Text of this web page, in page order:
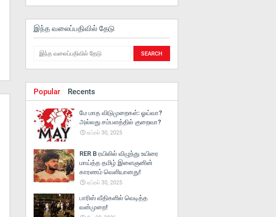
இந்த வலைப்பதிவில் தேடு
Popular Recents
மே மாத விடுமுறைகள்: ஓய்வா?
அல்லது சம்பளத்தில் குறைவா?
ஏப்ரல் 30, 2025
RER B ரயிலில் விழுந்து உயிரை
மாய்த்த தமிழ் இளைஞனின்
காரணம் வெளியானது!
ஏப்ரல் 30, 2025
பாரிஸ் வீதிகளில் வெடித்த
வன்முறை!